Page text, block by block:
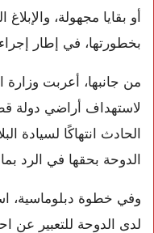
أو بقايا مجهولة،
بخطورتها، في إطار
من جانبها، أعربت وزارة
لاستهداف أراضي دولة
الحادث انتهاكًا لسيادة
الدوحة بحقها في الرد
وفي خطوة دبلوماسية،
لدى الدوحة للتعبير عن